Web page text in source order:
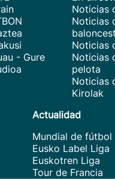
- Gure
Noticias
Noticias
Noticias
Noticias
pelota
Noticias
Kirolak
Actualidad
Mundial de fútbol
Eusko Label Liga
Euskotren Liga
Tour de Francia